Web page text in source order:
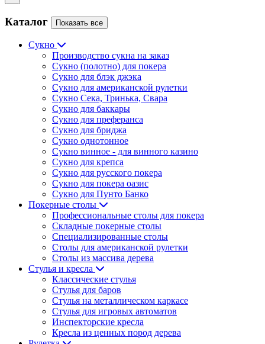
Каталог Показать все
Сукно
Производство сукна на заказ
Сукно (полотно) для покера
Сукно для блэк джэка
Сукно для американской рулетки
Сукно Сека, Тринька, Свара
Сукно для баккары
Сукно для преферанса
Сукно для бриджа
Сукно однотонное
Сукно винное - для винного казино
Сукно для крепса
Сукно для русского покера
Сукно для покера оазис
Сукно для Пунто Банко
Покерные столы
Профессиональные столы для покера
Складные покерные столы
Специализированные столы
Столы для американской рулетки
Столы из массива дерева
Стулья и кресла
Классические стулья
Стулья для баров
Стулья на металлическом каркасе
Стулья для игровых автоматов
Инспекторские кресла
Кресла из ценных пород дерева